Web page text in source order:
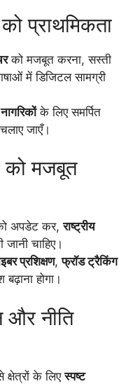
प्राथमिकता
को मजबूत करना, सस्ती
में डिजिटल सामग्री
के लिए समर्पित
जाएँ।
को मजबूत
अपडेट कर,राष्ट्रीय
चाहिए।
प्रशिक्षण,फ्रॉड ट्रैकिंग
होगा।
और नीति
के लिएस्पष्ट